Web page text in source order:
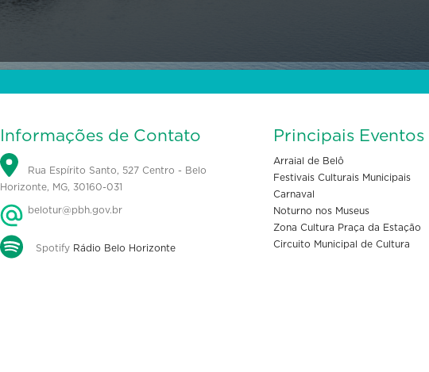
Informações de Contato
Rua Espírito Santo, 527 Centro - Belo
Horizonte, MG, 30160-031
belotur@pbh.gov.br
Spotify Rádio Belo Horizonte
Principais Eventos
Arraial de Belô
Festivais Culturais Municipais
Carnaval
Noturno nos Museus
Zona Cultura Praça da Estação
Circuito Municipal de Cultura